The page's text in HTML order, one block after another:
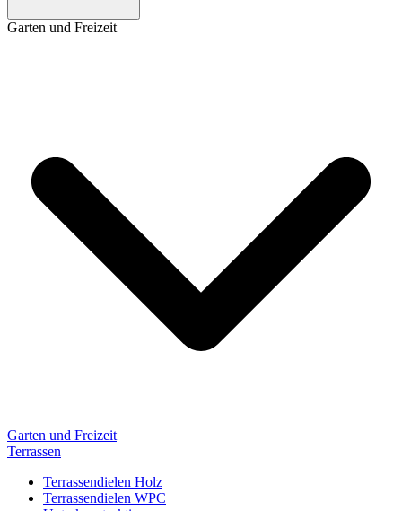
Garten und Freizeit
Garten und Freizeit
Terrassen
Terrassendielen Holz
Terrassendielen WPC